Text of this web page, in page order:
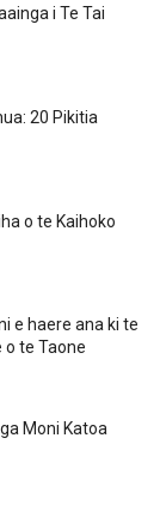
i Te Tai
20 Pikitia
o te Kaihoko
e haere ana ki te
o te Taone
Moni Katoa